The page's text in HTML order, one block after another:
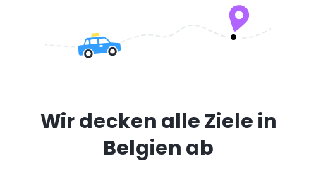
Wir decken alle Ziele in
Belgien ab